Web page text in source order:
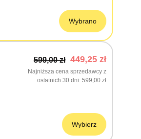
Wybrano
599,00 zł 449,25 zł
Najniższa cena sprzedawcy z
ostatnich 30 dni 599,00 zł
Wybierz